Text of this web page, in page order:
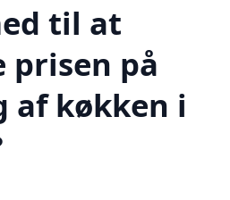
til at
prisen på
af køkken i